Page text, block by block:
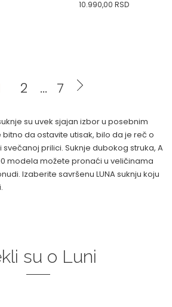
10.990,00 RSD
DODAJ U KORPU
2 ... 7
su uvek sjajan izbor u posebnim
da ostavite utisak, bilo da je reč o
prilici. Suknje dubokog struka, A
modela možete pronaći u veličinama
Izaberite savršenu LUNA suknju koju
su o Luni